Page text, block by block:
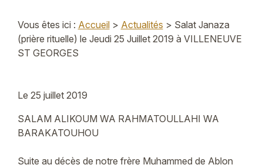
Vous êtes ici : Accueil> Actualités > Salat Janaza
(prière rituelle) le Jeudi 25 Juillet 2019 à VILLENEUVE
ST GEORGES
Le 25 juillet 2019
SALAM ALIKOUM WA RAHMATOULLAHI WA
BARAKATOUHOU
Suite au décès de notre frère Muhammed de Ablon